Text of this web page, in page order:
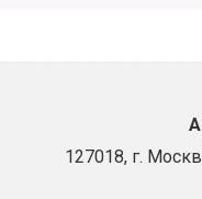
127018, г.